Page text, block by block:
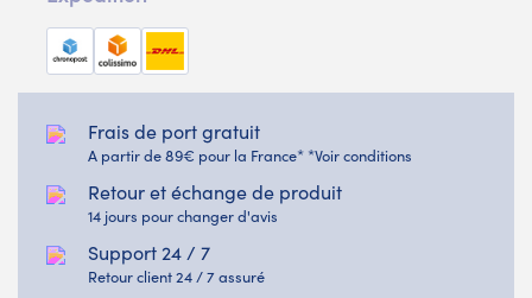
Frais de port gratuit
A partir de 89€ pour la France* *Voir conditions
Retour et échange de produit
14 jours pour changer d'avis
Support 24 / 7
Retour client 24 / 7 assuré